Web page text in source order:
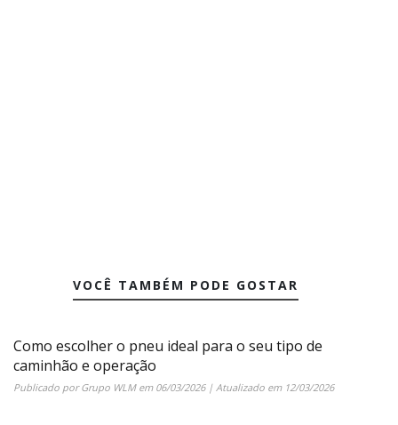
VOCÊ TAMBÉM PODE GOSTAR
Como escolher o pneu ideal para o seu tipo de
caminhão e operação
Publicado porGrupo WLMem 06/03/2026| Atualizado em 12/03/2026